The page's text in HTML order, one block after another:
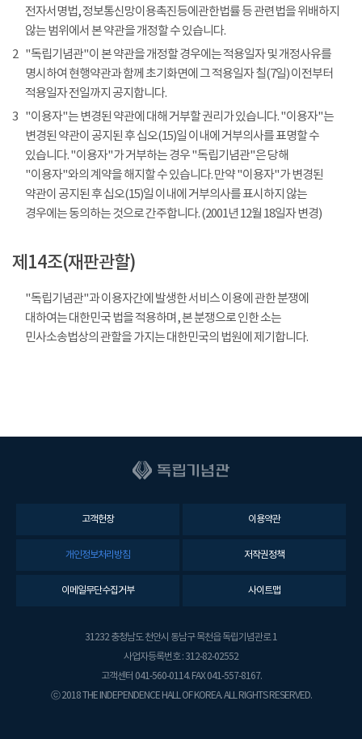
전자서명법, 정보통신망이용촉진등에관한법률 등 관련법을 위배하지
않는 범위에서 본 약관을 개정할 수 있습니다.
2 "독립기념관"이 본 약관을 개정할 경우에는 적용일자 및 개정사유를
명시하여 현행약관과 함께 초기화면에 그 적용일자 칠(7일) 이전부터
적용일자 전일까지 공지합니다.
3 "이용자"는 변경된 약관에 대해 거부할 권리가 있습니다. "이용자"는
변경된 약관이 공지된 후 십오(15)일 이내에 거부의사를 표명할 수
있습니다. "이용자"가 거부하는 경우 "독립기념관"은 당해
"이용자"와의 계약을 해지할 수 있습니다. 만약 "이용자"가 변경된
약관이 공지된 후 십오(15)일 이내에 거부의사를 표시하지 않는
경우에는 동의하는 것으로 간주합니다. (2001년 12월 18일자 변경)
제14조(재판관할)
"독립기념관"과 이용자간에 발생한 서비스 이용에 관한 분쟁에
대하여는 대한민국 법을 적용하며, 본 분쟁으로 인한 소는
민사소송법상의 관할을 가지는 대한민국의 법원에 제기합니다.
고객헌장 이용약관
개인정보처리방침 저작권정책
이메일무단수집거부 사이트맵
31232 충청남도 천안시 동남구 목천읍 독립기념관로 1
사업자등록번호 : 312-82-02552
고객센터 041-560-0114. FAX 041-557-8167.
ⓒ 2018 THE INDEPENDENCE HALL OF KOREA. ALL RIGHTS RESERVED.